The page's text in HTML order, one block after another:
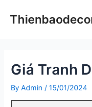
Giá Tranh
ByAdmin/15/01/2024